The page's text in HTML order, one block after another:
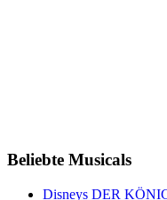
Beliebte Musicals
Disneys DER